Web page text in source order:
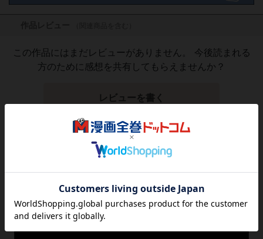
この作品にはまだレビューがありません。 今後読まれる
方のために感想を共有してもらえませんか？
レビューを書く
3,812